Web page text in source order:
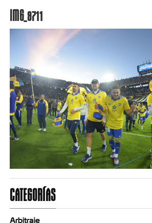
IMG_9711
CATEGORÍAS
Arbitraje